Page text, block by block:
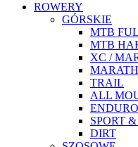
ROWERY
GÓRSKIE
MTB
MTB
XC /
TRAIL
ALL
ENDURO
SPORT
DIRT